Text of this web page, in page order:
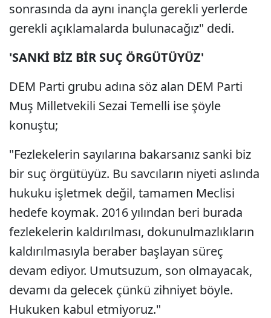
sonrasında da aynı inançla gerekli yerlerde
gerekli açıklamalarda bulunacağız" dedi.
'SANKİ BİZ BİR SUÇ ÖRGÜTÜYÜZ'
DEM Parti grubu adına söz alan DEM Parti
Muş Milletvekili Sezai Temelli ise şöyle
konuştu;
"Fezlekelerin sayılarına bakarsanız sanki biz
bir suç örgütüyüz. Bu savcıların niyeti aslında
hukuku işletmek değil, tamamen Meclisi
hedefe koymak. 2016 yılından beri burada
fezlekelerin kaldırılması, dokunulmazlıkların
kaldırılmasıyla beraber başlayan süreç
devam ediyor. Umutsuzum, son olmayacak,
devamı da gelecek çünkü zihniyet böyle.
Hukuken kabul etmiyoruz."